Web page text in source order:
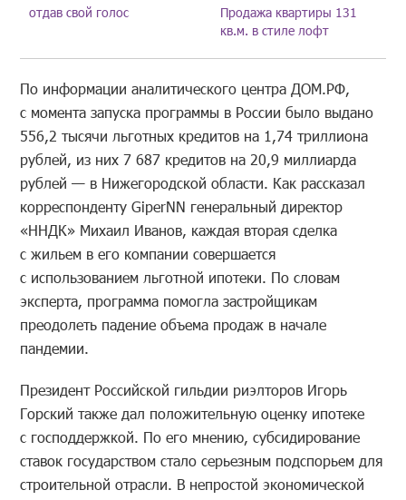
отдав свой голос
Продажа квартиры 131
кв.м. в стиле лофт
По информации аналитического центра ДОМ.РФ,
с момента запуска программы в России было выдано
556,2 тысячи льготных кредитов на 1,74 триллиона
рублей, из них 7 687 кредитов на 20,9 миллиарда
рублей — в Нижегородской области. Как рассказал
корреспонденту GiperNN генеральный директор
«ННДК» Михаил Иванов, каждая вторая сделка
с жильем в его компании совершается
с использованием льготной ипотеки. По словам
эксперта, программа помогла застройщикам
преодолеть падение объема продаж в начале
пандемии.
Президент Российской гильдии риэлторов Игорь
Горский также дал положительную оценку ипотеке
с господдержкой. По его мнению, субсидирование
ставок государством стало серьезным подспорьем для
строительной отрасли. В непростой экономической